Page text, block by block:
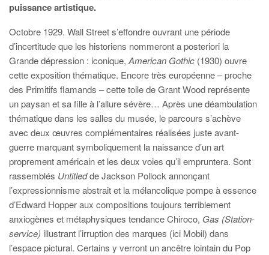
puissance artistique.
Octobre 1929. Wall Street s’effondre ouvrant une période
d’incertitude que les historiens nommeront a posteriori la
Grande dépression : iconique, American Gothic (1930) ouvre
cette exposition thématique. Encore très européenne – proche
des Primitifs flamands – cette toile de Grant Wood représente
un paysan et sa fille à l’allure sévère… Après une déambulation
thématique dans les salles du musée, le parcours s’achève
avec deux œuvres complémentaires réalisées juste avant-
guerre marquant symboliquement la naissance d’un art
proprement américain et les deux voies qu’il empruntera. Sont
rassemblés Untitledde Jackson Pollock annonçant
l’expressionnisme abstrait et la mélancolique pompe à essence
d’Edward Hopper aux compositions toujours terriblement
anxiogènes et métaphysiques tendance Chiroco, Gas (Station-
service) illustrant l’irruption des marques (ici Mobil) dans
l’espace pictural. Certains y verront un ancêtre lointain du Pop